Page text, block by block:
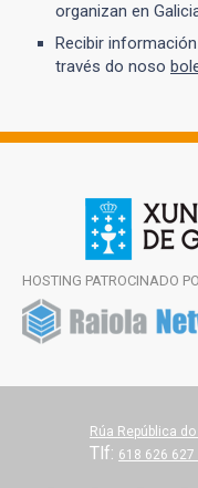
organizan en
Recibir
través do noso
HOSTING PATROCINADO
Rúa República
Tlf: 618 626 627